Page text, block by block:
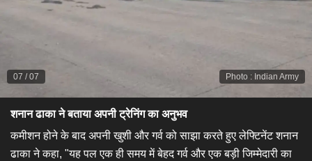
Photo : Indian Army
07 /07
शनान ढाका ने बताया अपनी ट्रेनिंग का अनुभव​
​कमीशन होने के बाद अपनी खुशी और गर्व को साझा करते हुए लेफ्टिनेंट शनान
ढाका ने कहा, "यह पल एक ही समय में बेहद गर्व और एक बड़ी जिम्मेदारी का